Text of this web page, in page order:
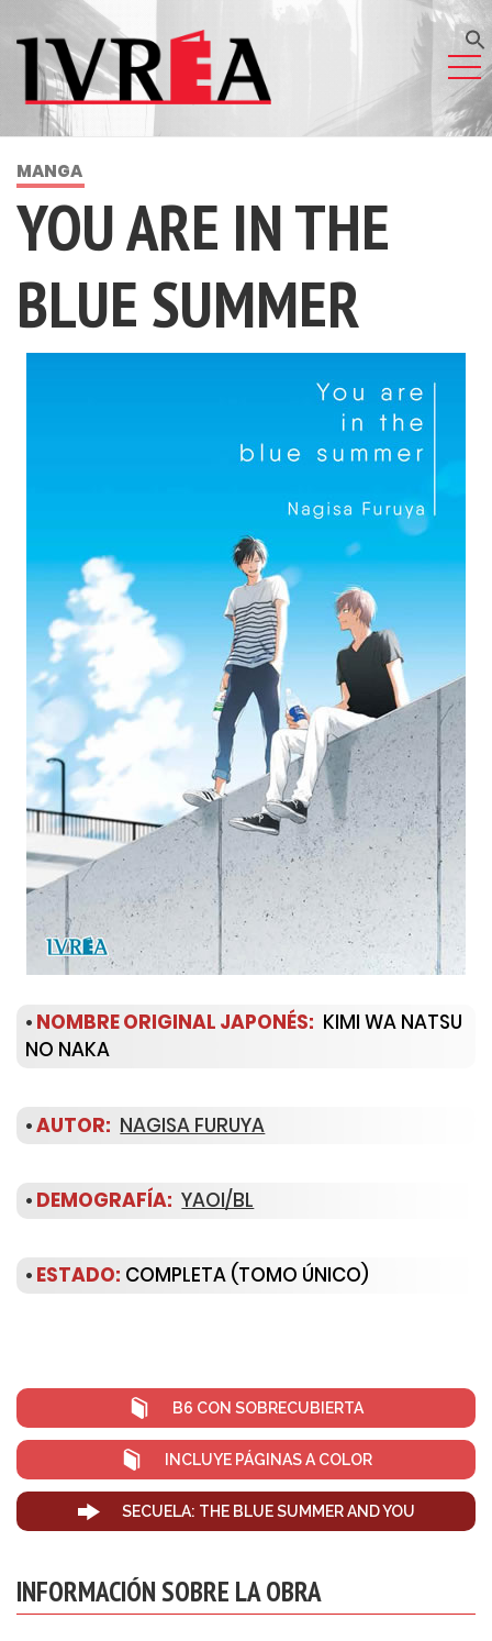
MANGA
YOU ARE IN THE
BLUE SUMMER
• NOMBRE ORIGINAL JAPONÉS: KIMI WA NATSU
NO NAKA
•AUTOR: NAGISA FURUYA
• DEMOGRAFÍA: YAOI/BL
• ESTADO: COMPLETA (TOMO ÚNICO)
B6 CON SOBRECUBIERTA
INCLUYE PÁGINAS A COLOR
SECUELA: THE BLUE SUMMER AND YOU
INFORMACIÓN SOBRE LA OBRA